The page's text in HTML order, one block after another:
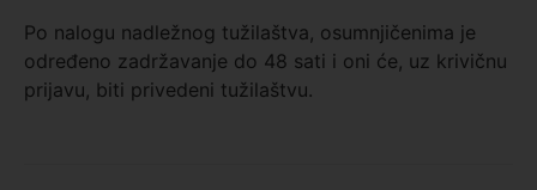
Po nalogu nadležnog tužilaštva, osumnjičenima je
određeno zadržavanje do 48 sati i oni će, uz krivičnu
prijavu, biti privedeni tužilaštvu.